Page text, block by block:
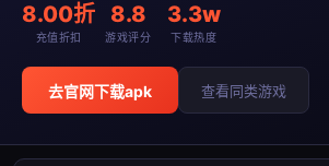
8.00折
充值折扣
8.8
游戏评分
3.3w
下载热度
去官网下载apk 查看同类游戏